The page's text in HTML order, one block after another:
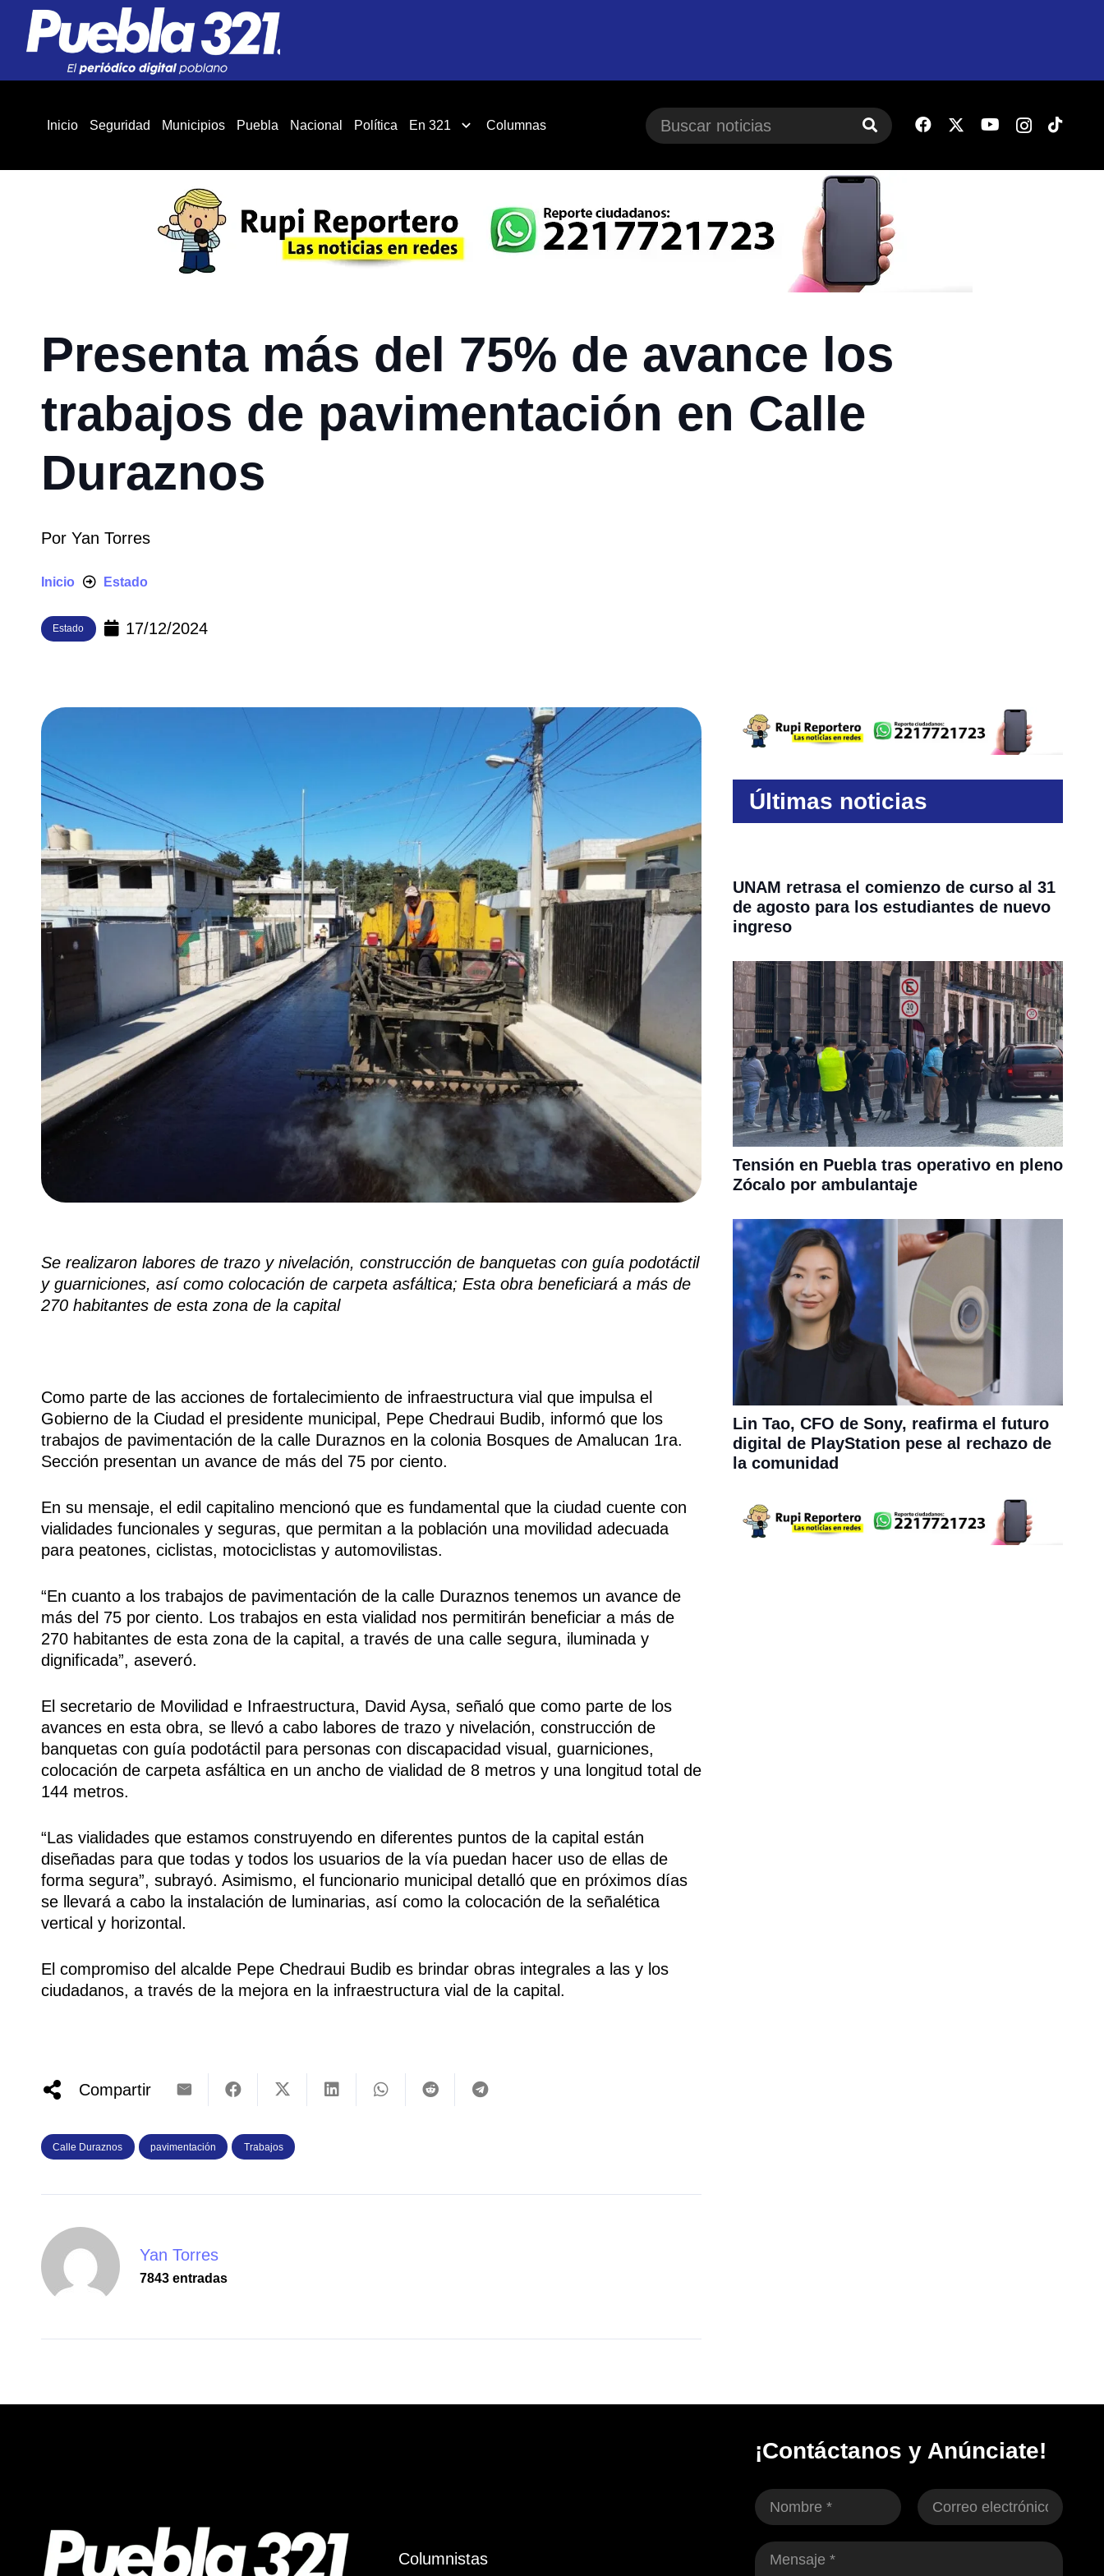
Inicio Seguridad Municipios Puebla Nacional Política En 321 Columnas
Presenta más del 75% de avance los
trabajos de pavimentación en Calle
Duraznos
Por Yan Torres
Inicio Estado
Estado 17/12/2024
Se realizaron labores de trazo y nivelación, construcción de banquetas con guía podotáctil
y guarniciones, así como colocación de carpeta asfáltica; Esta obra beneficiará a más de
270 habitantes de esta zona de la capital
Como parte de las acciones de fortalecimiento de infraestructura vial que impulsa el
Gobierno de la Ciudad el presidente municipal, Pepe Chedraui Budib, informó que los
trabajos de pavimentación de la calle Duraznos en la colonia Bosques de Amalucan 1ra.
Sección presentan un avance de más del 75 por ciento.
En su mensaje, el edil capitalino mencionó que es fundamental que la ciudad cuente con
vialidades funcionales y seguras, que permitan a la población una movilidad adecuada
para peatones, ciclistas, motociclistas y automovilistas.
“En cuanto a los trabajos de pavimentación de la calle Duraznos tenemos un avance de
más del 75 por ciento. Los trabajos en esta vialidad nos permitirán beneficiar a más de
270 habitantes de esta zona de la capital, a través de una calle segura, iluminada y
dignificada”, aseveró.
El secretario de Movilidad e Infraestructura, David Aysa, señaló que como parte de los
avances en esta obra, se llevó a cabo labores de trazo y nivelación, construcción de
banquetas con guía podotáctil para personas con discapacidad visual, guarniciones,
colocación de carpeta asfáltica en un ancho de vialidad de 8 metros y una longitud total de
144 metros.
“Las vialidades que estamos construyendo en diferentes puntos de la capital están
diseñadas para que todas y todos los usuarios de la vía puedan hacer uso de ellas de
forma segura”, subrayó. Asimismo, el funcionario municipal detalló que en próximos días
se llevará a cabo la instalación de luminarias, así como la colocación de la señalética
vertical y horizontal.
El compromiso del alcalde Pepe Chedraui Budib es brindar obras integrales a las y los
ciudadanos, a través de la mejora en la infraestructura vial de la capital.
Compartir
Calle Duraznos pavimentación Trabajos
Yan Torres
7843 entradas
Últimas noticias
UNAM retrasa el comienzo de curso al 31
de agosto para los estudiantes de nuevo
ingreso
Tensión en Puebla tras operativo en pleno
Zócalo por ambulantaje
Lin Tao, CFO de Sony, reafirma el futuro
digital de PlayStation pese al rechazo de
la comunidad
Columnistas
¡Contáctanos y Anúnciate!